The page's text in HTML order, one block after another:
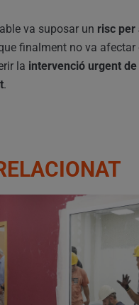
va suposar un risc per
finalment no va afectar
la intervenció urgent
.